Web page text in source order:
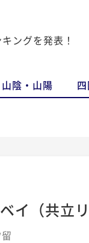
ングを発表！
山陰・山陽
イ（共立リ